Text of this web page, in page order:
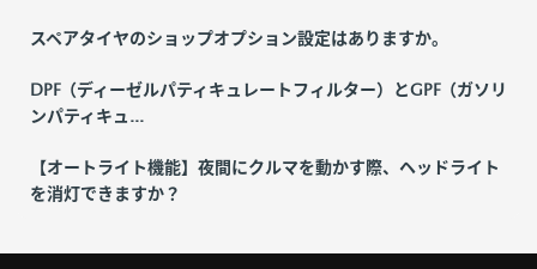
スペアタイヤのショップオプション設定はありますか。
DPF（ディーゼルパティキュレートフィルター）とGPF（ガソリ
ンパティキュ...
【オートライト機能】夜間にクルマを動かす際、ヘッドライト
を消灯できますか？